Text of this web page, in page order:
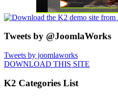
Tweets by @JoomlaWorks
Tweets by joomlaworks
DOWNLOAD THIS SITE
K2 Categories List